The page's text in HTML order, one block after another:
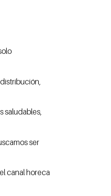
saludables,
ser
canal horeca